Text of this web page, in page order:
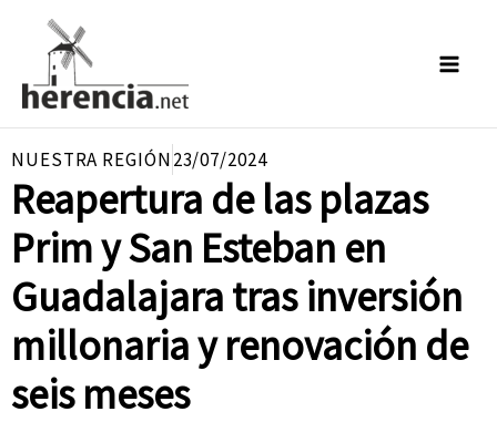
contenido
NUESTRA REGIÓN23/07/2024
Reapertura de las plazas
Prim y San Esteban en
Guadalajara tras inversión
millonaria y renovación de
seis meses